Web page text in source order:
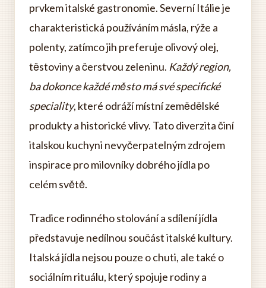
prvkem italské gastronomie. Severní Itálie je
charakteristická používáním másla, rýže a
polenty, zatímco jih preferuje olivový olej,
těstoviny a čerstvou zeleninu. Každý region,
ba dokonce každé město má své specifické
speciality, které odráží místní zemědělské
produkty a historické vlivy. Tato diverzita činí
italskou kuchyni nevyčerpatelným zdrojem
inspirace pro milovníky dobrého jídla po
celém světě.
Tradice rodinného stolování a sdílení jídla
představuje nedílnou součást italské kultury.
Italská jídla nejsou pouze o chuti, ale také o
sociálním rituálu, který spojuje rodiny a